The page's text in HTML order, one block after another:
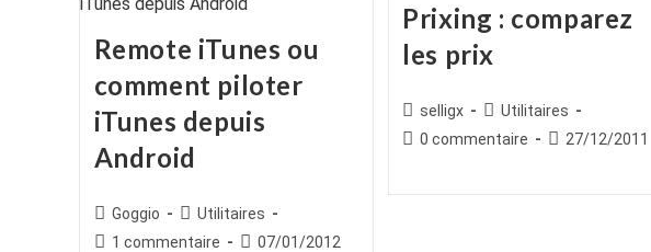
Remote iTunes ou
comment piloter
iTunes depuis
Android
Auteur/autrice
de
Goggio
Post
category:
Utilitaires
Commentaires
1 commentaire
Publication
07/01/2012
Prixing : comparez
les prix
Auteur/autrice
de
selligx
Post
category:
Utilitaires
Commentaires
0 commentaire
Publication
27/12/2011